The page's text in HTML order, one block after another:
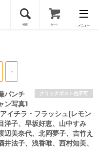
検索 カート メニュー
»
クリックポスト他不可
パンチ
ン写真1
イチラ・フラッシュ(レモン
洋子、早坂好恵、山中すみ
辺美奈代、北岡夢子、吉竹え
井法子、浅香唯、西村知美、